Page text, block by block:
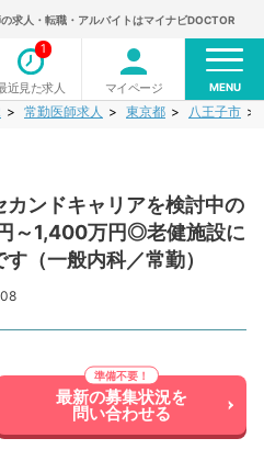
求人・転職・アルバイトはマイナビDOCTOR
近見た求人
1
マイページ MENU
常勤医師求人 東京都 八王子市
カンドキャリアを検討中の
～1,400万円◎老健施設に
（一般内科／常勤）
最新の募集状況を
問い合わせる